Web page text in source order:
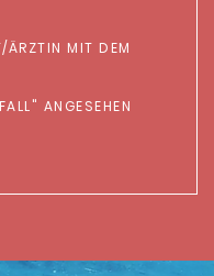
MIT DEM V
ANGESEHEN